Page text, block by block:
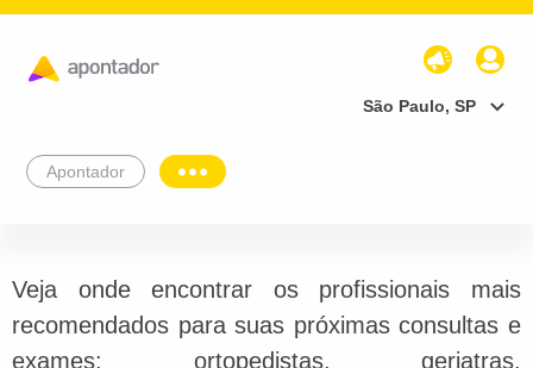
São Paulo, SP
Apontador
Veja onde encontrar os profissionais mais
recomendados para suas próximas consultas e
exames: ortopedistas, geriatras,